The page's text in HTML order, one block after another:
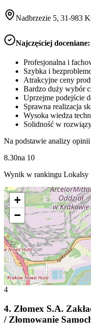
Nadbrzezie 5, 31-983
Najczęściej doceniane:
Profesjonalna i
Szybka i
Atrakcyjne ceny
Bardzo duży wybór
Uprzejme podejście
Sprawna realizacja
Wysoka wiedza
Solidność w
Na podstawie analizy
8.30na 10
Wynik w rankingu Lokalsy
+
−
4
4. Złomex S.A.
/ Złomowanie